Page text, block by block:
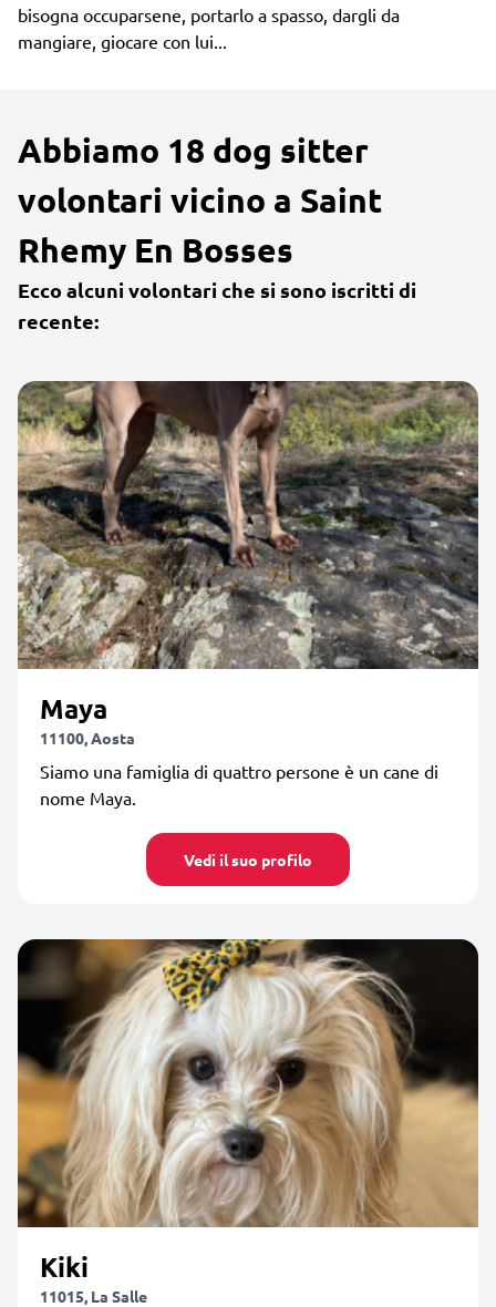
bisogna occuparsene, portarlo a spasso, dargli da
mangiare, giocare con lui...
Abbiamo 18 dog sitter
volontari vicino a Saint
Rhemy En Bosses
Ecco alcuni volontari che si sono iscritti di
recente:
Maya
11100, Aosta
Siamo una famiglia di quattro persone è un cane di
nome Maya.
Vedi il suo profilo
Kiki
11015, La Salle